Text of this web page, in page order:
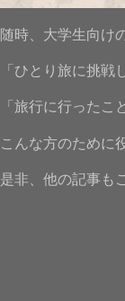
随時、大学生向け
「ひとり旅に挑戦
「旅行に行ったこ
こんな方のために
是非、他の記事も